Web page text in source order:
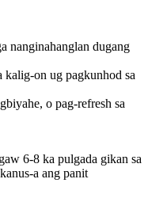
nanginahanglan dugang
kalig-on ug pagkunhod sa
o pag-refresh sa
6-8 ka pulgada gikan sa
a ang panit